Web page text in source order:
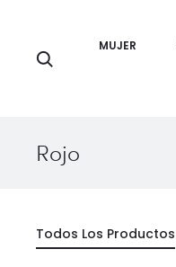
MUJER
Rojo
Todos Los Productos